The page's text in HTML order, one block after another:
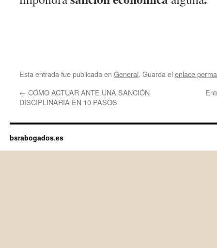
Esta entrada fue publicada en General. Guarda el enlace
← CÓMO ACTUAR ANTE UNA SANCIÓN
DISCIPLINARIA EN 10 PASOS
bsrabogados.es